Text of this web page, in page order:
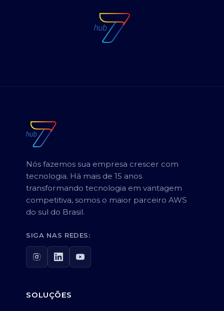
Nós fazemos sua empresa crescer com
tecnologia. Há mais de 15 anos
transformando tecnologia em vantagem
competitiva, somos o maior parceiro AWS
do sul do Brasil.
SIGA NAS REDES:
SOLUÇÕES